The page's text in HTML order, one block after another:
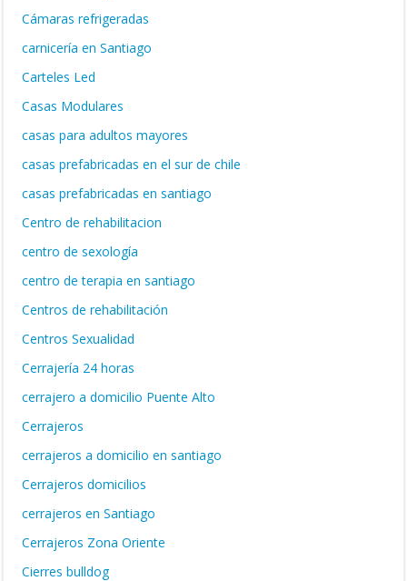
Cámaras refrigeradas
carnicería en Santiago
Carteles Led
Casas Modulares
casas para adultos mayores
casas prefabricadas en el sur de chile
casas prefabricadas en santiago
Centro de rehabilitacion
centro de sexología
centro de terapia en santiago
Centros de rehabilitación
Centros Sexualidad
Cerrajería 24 horas
cerrajero a domicilio Puente Alto
Cerrajeros
cerrajeros a domicilio en santiago
Cerrajeros domicilios
cerrajeros en Santiago
Cerrajeros Zona Oriente
Cierres bulldog